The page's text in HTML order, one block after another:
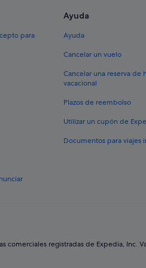
Compostela
de Santiago de Compostela
para
Ayuda
Ayuda
Cancelar un vuelo
Cancelar una reserva
vacacional
Plazos de reembolso
Utilizar un cupón de
Documentos para viajes
registradas de Expedia, Inc.